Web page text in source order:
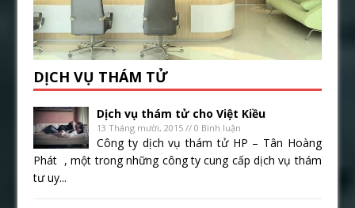
DỊCH VỤ THÁM TỬ
Dịch vụ thám tử cho Việt Kiều
13 Tháng mười, 2015 // 0 Bình luận
Công ty dịch vụ thám tử HP – Tân Hoàng
Phát , một trong những công ty cung cấp dịch vụ thám
tư uy...